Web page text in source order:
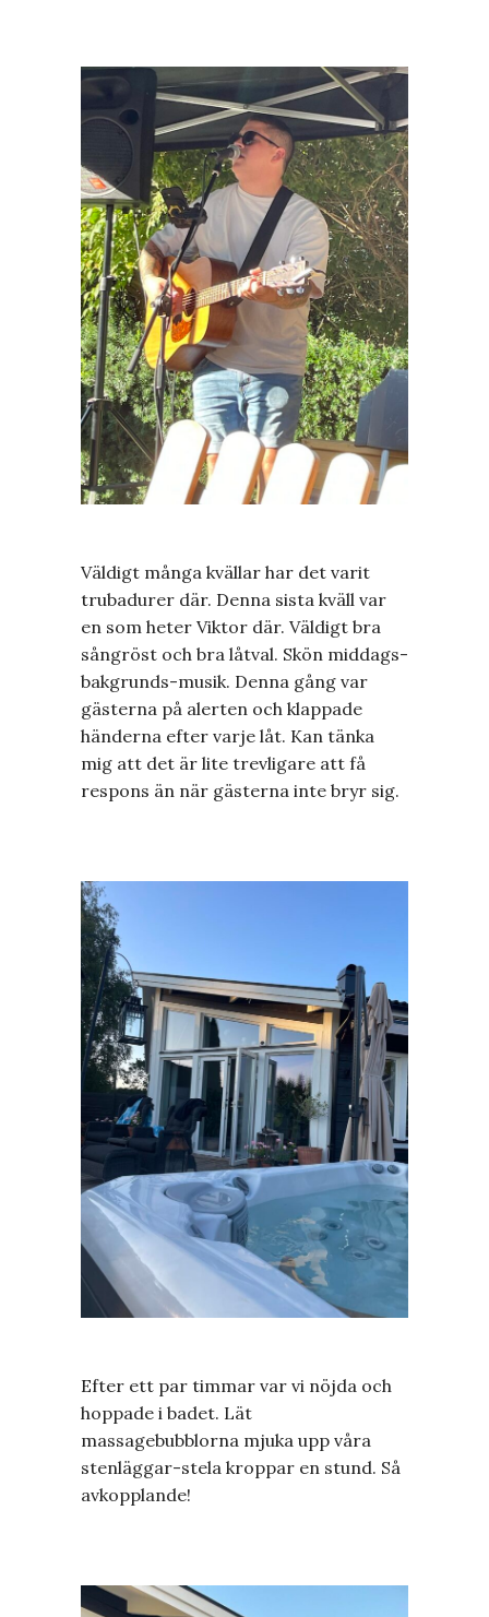
Väldigt många kvällar har det varit
trubadurer där. Denna sista kväll var
en som heter Viktor där. Väldigt bra
sångröst och bra låtval. Skön middags-
bakgrunds-musik. Denna gång var
gästerna på alerten och klappade
händerna efter varje låt. Kan tänka
mig att det är lite trevligare att få
respons än när gästerna inte bryr sig.
Efter ett par timmar var vi nöjda och
hoppade i badet. Lät
massagebubblorna mjuka upp våra
stenläggar-stela kroppar en stund. Så
avkopplande!